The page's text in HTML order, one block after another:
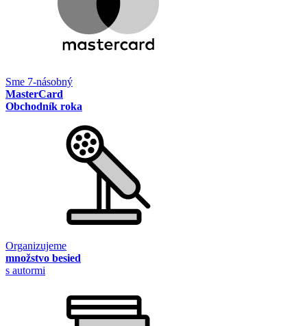
Sme 7-násobný
MasterCard
Obchodník roka
Organizujeme
množstvo besied
s autormi